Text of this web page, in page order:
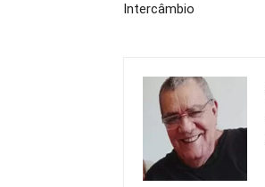
Intercâmbio